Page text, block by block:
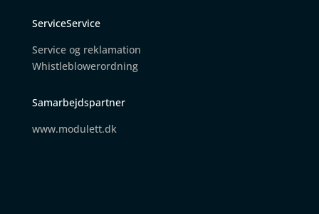
ServiceService
Service og reklamation
Whistleblowerordning
Samarbejdspartner
www.modulett.dk